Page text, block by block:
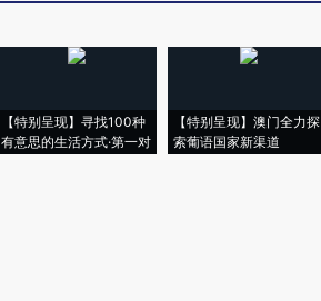
【特别呈现】寻找100种
有意思的生活方式·第一对
【特别呈现】澳门全力探
索葡语国家新渠道